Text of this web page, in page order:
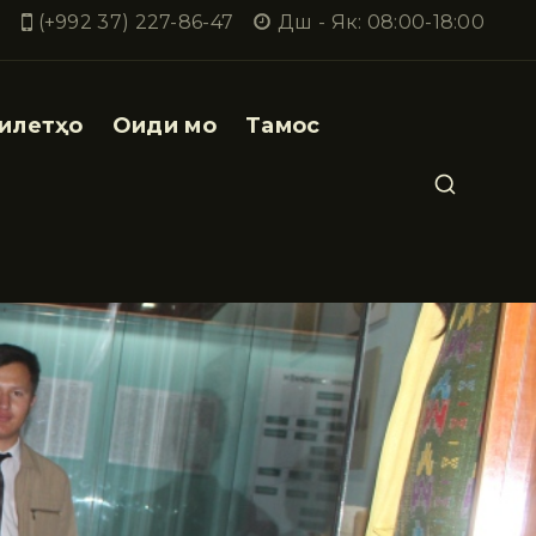
(+992 37) 227-86-47 Дш - Як: 08:00-18:00
Оиди мо Тамос